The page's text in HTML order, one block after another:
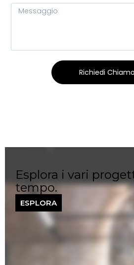
Richiedi
Esplora i vari
tempo.
ESPLORA